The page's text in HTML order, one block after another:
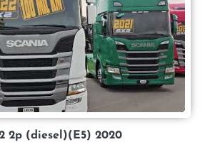
2p (diesel)(E5) 2020